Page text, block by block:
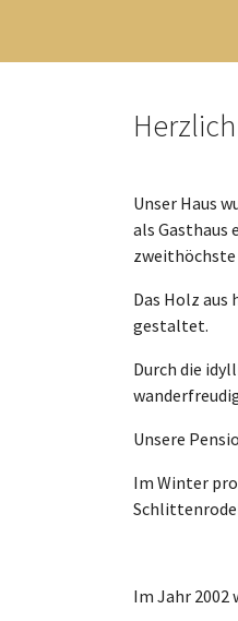
Unser Haus
als Gasthaus
zweithöchste
Das Holz
gestaltet.
Durch die
Unsere
Im Winter
Im Jahr 2002